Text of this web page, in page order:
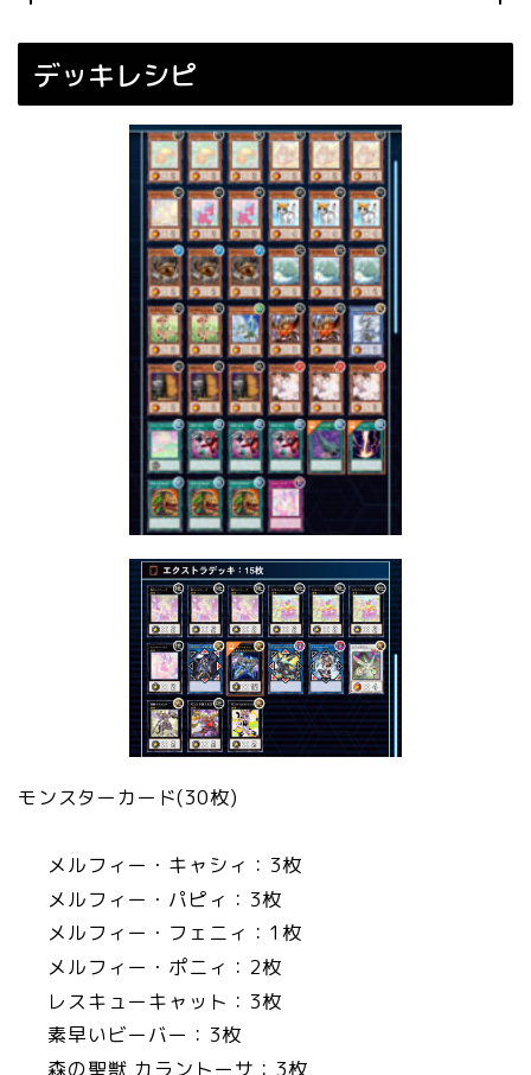
デッキレシピ
モンスターカード(30枚)
メルフィー・キャシィ：3枚
メルフィー・パピィ：3枚
メルフィー・フェニィ：1枚
メルフィー・ポニィ：2枚
レスキューキャット：3枚
素早いビーバー：3枚
森の聖獣 カラントーサ：3枚